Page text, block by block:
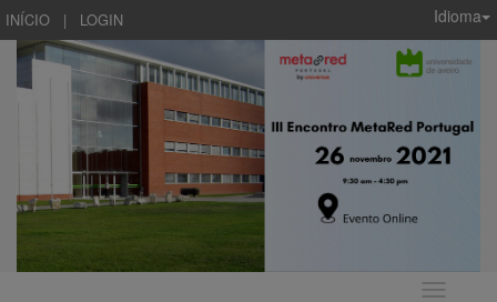
INÍCIO | LOGIN Idioma
Idioma